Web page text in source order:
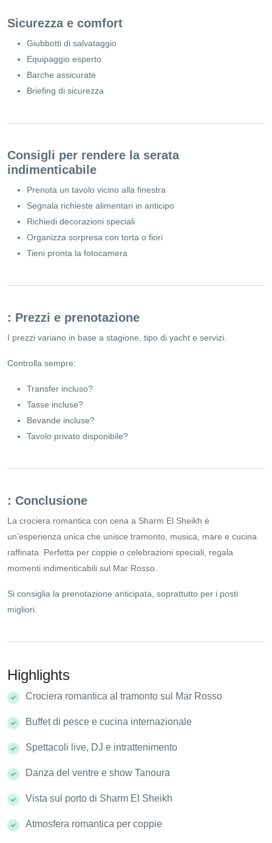
Sicurezza e comfort
Giubbotti di salvataggio
Equipaggio esperto
Barche assicurate
Briefing di sicurezza
Consigli per rendere la serata
indimenticabile
Prenota un tavolo vicino alla finestra
Segnala richieste alimentari in anticipo
Richiedi decorazioni speciali
Organizza sorpresa con torta o fiori
Tieni pronta la fotocamera
: Prezzi e prenotazione
I prezzi variano in base a stagione, tipo di yacht e servizi.
Controlla sempre:
Transfer incluso?
Tasse incluse?
Bevande incluse?
Tavolo privato disponibile?
: Conclusione
La crociera romantica con cena a Sharm El Sheikh è
un’esperienza unica che unisce tramonto, musica, mare e cucina
raffinata. Perfetta per coppie o celebrazioni speciali, regala
momenti indimenticabili sul Mar Rosso.
Si consiglia la prenotazione anticipata, soprattutto per i posti
migliori.
Highlights
Crociera romantica al tramonto sul Mar Rosso
Buffet di pesce e cucina internazionale
Spettacoli live, DJ e intrattenimento
Danza del ventre e show Tanoura
Vista sul porto di Sharm El Sheikh
Atmosfera romantica per coppie